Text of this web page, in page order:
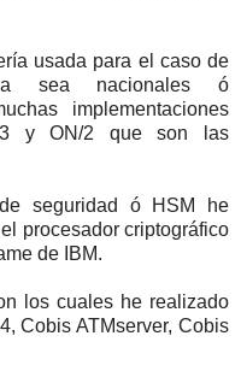
usada para el caso de
sea nacionales ó
implementaciones
y ON/2 que son las
seguridad ó HSM he
procesador criptográfico
de IBM.
los cuales he realizado
Cobis ATMserver, Cobis